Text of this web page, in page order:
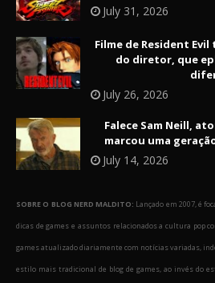
July 31, 2026
Filme de Resident
do diretor, que
July 26, 2026
Falece Sam Neill,
marcou uma
July 14, 2026
SOBRE O BLOG NERD MALDITO: Lançado em 2007, é
dicas de games e assuntos relacionados a cultura pop
games atualizado diariamente com notícias variadas,
estilo mais tradicional de blog de games, ao invés do